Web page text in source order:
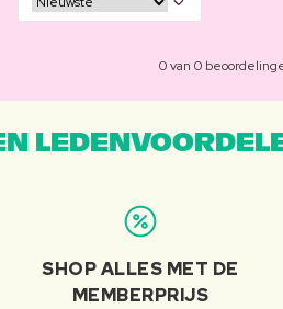
0 van 0
SHOP ALLES MET DE
MEMBERPRIJS